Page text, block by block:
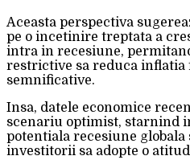
Aceasta perspectiva
pe o incetinire treptata a
intra in recesiune,
restrictive sa reduca inflatia
semnificative.
Insa, datele economice
scenariu optimist, starnind
potentiala recesiune
investitorii sa adopte o